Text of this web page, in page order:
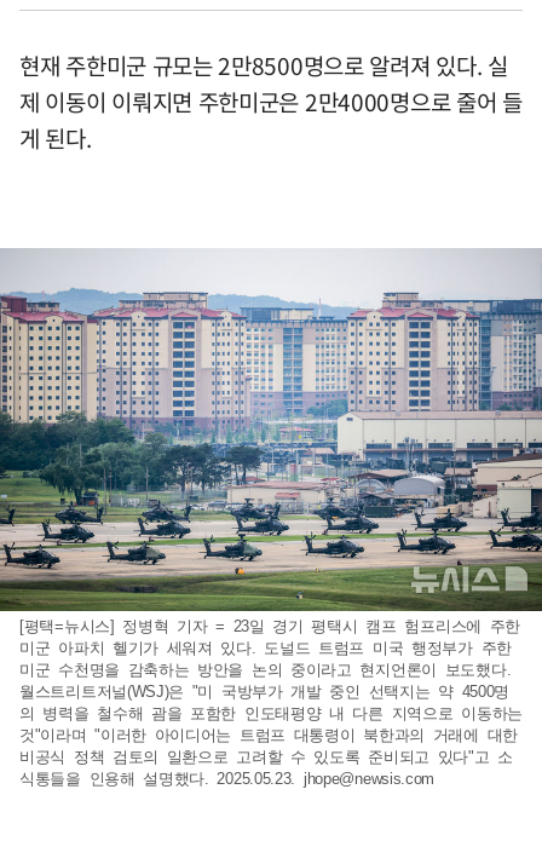
현재 주한미군 규모는 2만8500명으로 알려져 있다. 실
제 이동이 이뤄지면 주한미군은 2만4000명으로 줄어 들
게 된다.
[평택=뉴시스] 정병혁 기자 = 23일 경기 평택시 캠프 험프리스에 주한
미군 아파치 헬기가 세워져 있다. 도널드 트럼프 미국 행정부가 주한
미군 수천명을 감축하는 방안을 논의 중이라고 현지언론이 보도했다.
월스트리트저널(WSJ)은 "미 국방부가 개발 중인 선택지는 약 4500명
의 병력을 철수해 괌을 포함한 인도태평양 내 다른 지역으로 이동하는
것"이라며 "이러한 아이디어는 트럼프 대통령이 북한과의 거래에 대한
비공식 정책 검토의 일환으로 고려할 수 있도록 준비되고 있다"고 소
식통들을 인용해 설명했다. 2025.05.23. jhope@newsis.com